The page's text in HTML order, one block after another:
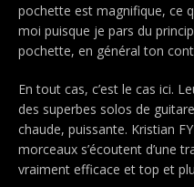
pochette est magnifique, ce
moi puisque je pars du
pochette, en général ton
En tout cas, c’est le cas ici.
des superbes solos de
chaude, puissante. Kristian
morceaux s’écoutent d’une
vraiment efficace et top et